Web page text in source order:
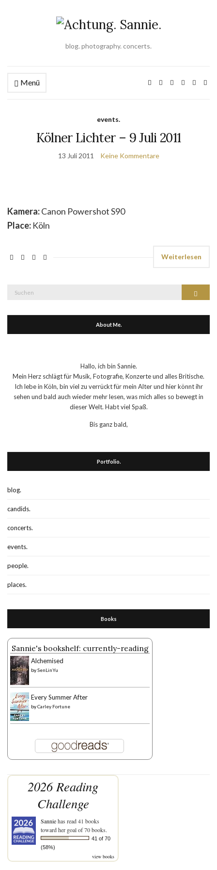
blog. photography. concerts.
Menü
events.
Kölner Lichter – 9 Juli 2011
13 Juli 2011 Keine Kommentare
Kamera:Canon Powershot S90
Place: Köln
Weiterlesen
About Me.
Hallo, ich bin Sannie.
Mein Herz schlägt für Musik, Fotografie, Konzerte und alles Britische.
Ich lebe in Köln, bin viel zu verrückt für mein Alter und hier könnt ihr
sehen und bald auch wieder mehr lesen, was mich alles so bewegt in
dieser Welt. Habt viel Spaß.
Bis ganz bald,
Portfolio.
blog.
candids.
concerts.
events.
people.
places.
Books
Sannie's bookshelf: currently-reading
Alchemised
bySenLinYu
Every Summer After
byCarley Fortune
2026 Reading
Challenge
Sanniehas read 41 books
toward her goal of 70 books.
41 of 70
(58%)
view books